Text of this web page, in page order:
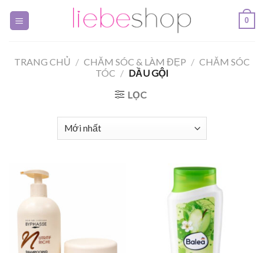
0
TRANG CHỦ / CHĂM SÓC & LÀM ĐẸP / CHĂM SÓC
TÓC / DẦU GỘI
LỌC